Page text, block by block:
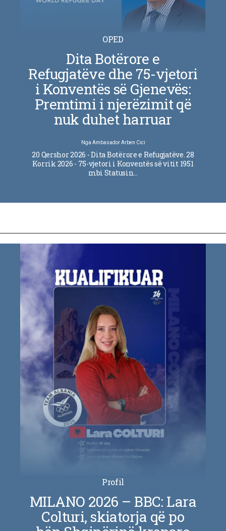
OPED
Dita Botërore e
Refugjatëve dhe 75-vjetori
i Konventës së Gjenevës:
Premtimi i njerëzimit që
nuk duhet harruar
Nga Ambasador Arben Cici
20 Qershor 2026 - Dita Botërore e Refugjatëve. 28
Korrik 2026 - 75-vjetori i Konventës së vitit 1951
mbi Statusin…
Profil
MILANO 2026 – BBC: Lara
Colturi, skiatorja që po